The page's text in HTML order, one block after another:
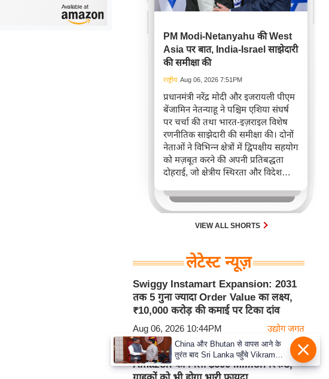
PM Modi-Netanyahu की West
Asia पर बात, India-Israel साझेदारी
की समीक्षा की
राष्ट्रीय Aug 06, 2026 7:51PM
प्रधानमंत्री नरेंद्र मोदी और इजरायली पीएम
बेंजामिन नेतन्याहू ने पश्चिम एशिया संघर्ष
पर चर्चा की तथा भारत-इज़राइल विशेष
रणनीतिक साझेदारी की समीक्षा की। दोनों
नेताओं ने विभिन्न क्षेत्रों में द्विपक्षीय सहयोग
को मज़बूत करने की अपनी प्रतिबद्धता
दोहराई, जो क्षेत्रीय स्थिरता और विदेश
करता है।
VIEW ALL SHORTS
लेटेस्ट न्यूज़
Swiggy Instamart Expansion: 2031
तक 5 गुना ज्यादा Order Value का लक्ष्य,
₹10,000 करोड़ की कमाई पर टिका दांव
Aug 06, 2026 10:44PM उद्योग जगत
US Supreme Court के बड़े फैसले के बाद
Amazon को मिला $600 Million रिफंड,
China और Bhutan से वापस आने के
तुरंत बाद Sri Lanka पहुँचे Vikram
Misri, भारत के जबरदस्त दाँव से दुनिया
हुई हैरान